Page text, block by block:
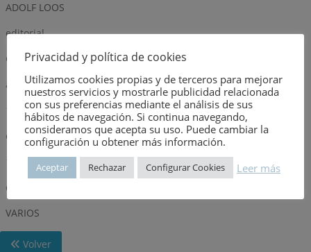
ADOLF LOOS
editorial
GALERÍA-LIBRERÍA YERBA
año
1984
dimensión
1469
categoria de libros
VARIOS
Volver
Privacidad y política de cookies
Utilizamos cookies propias y de terceros para mejorar
nuestros servicios y mostrarle publicidad relacionada
con sus preferencias mediante el análisis de sus
hábitos de navegación. Si continua navegando,
consideramos que acepta su uso. Puede cambiar la
configuración u obtener más información.
Aceptar Rechazar Configurar Cookies Leer más